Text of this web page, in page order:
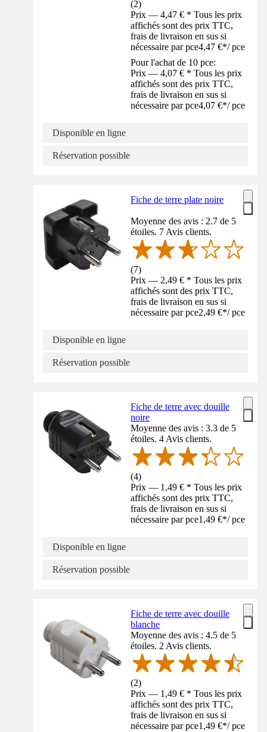
(2)
Prix — 4,47 € * Tous les prix
affichés sont des prix TTC,
frais de livraison en sus si
nécessaire par pce4,47 €*/ pce
Pour l'achat de 10 pce:
Prix — 4,07 € * Tous les prix
affichés sont des prix TTC,
frais de livraison en sus si
nécessaire par pce4,07 €*/ pce
Disponible en ligne
Réservation possible
Fiche de terre plate noire
Moyenne des avis : 2.7 de 5
étoiles. 7 Avis clients.
(7)
Prix — 2,49 € * Tous les prix
affichés sont des prix TTC,
frais de livraison en sus si
nécessaire par pce2,49 €*/ pce
Disponible en ligne
Réservation possible
Fiche de terre avec douille
noire
Moyenne des avis : 3.3 de 5
étoiles. 4 Avis clients.
(4)
Prix — 1,49 € * Tous les prix
affichés sont des prix TTC,
frais de livraison en sus si
nécessaire par pce1,49 €*/ pce
Disponible en ligne
Réservation possible
Fiche de terre avec douille
blanche
Moyenne des avis : 4.5 de 5
étoiles. 2 Avis clients.
(2)
Prix — 1,49 € * Tous les prix
affichés sont des prix TTC,
frais de livraison en sus si
nécessaire par pce1,49 €*/ pce